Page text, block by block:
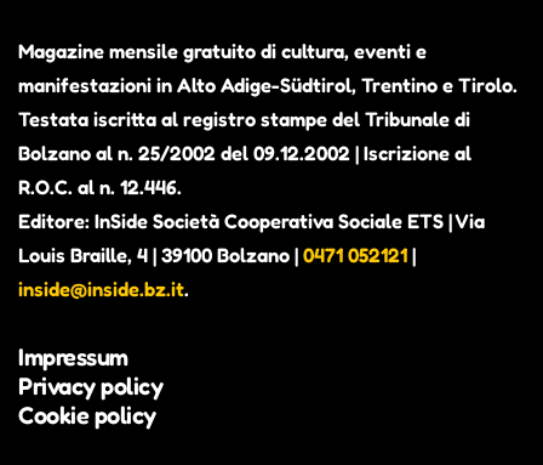
Magazine mensile gratuito di cultura, eventi e
manifestazioni in Alto Adige-Südtirol, Trentino e Tirolo.
Testata iscritta al registro stampe del Tribunale di
Bolzano al n. 25/2002 del 09.12.2002 | Iscrizione al
R.O.C. al n. 12.446.
Editore: InSide Società Cooperativa Sociale ETS | Via
Louis Braille, 4 | 39100 Bolzano | 0471 052121 |
inside@inside.bz.it.
Impressum
Privacy policy
Cookie policy